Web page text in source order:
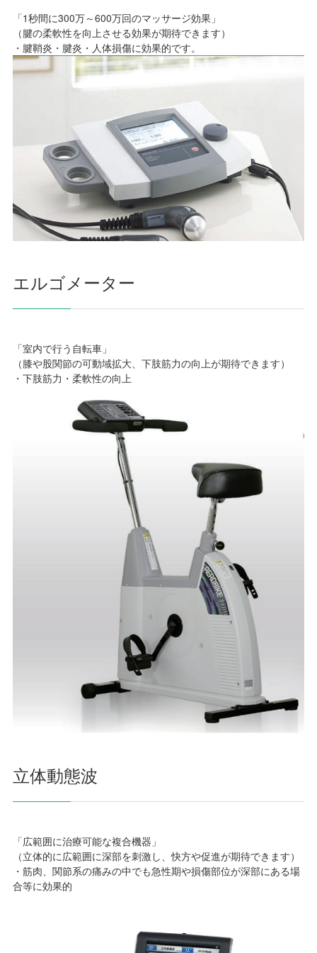
「1秒間に300万～600万回のマッサージ効果」
（腱の柔軟性を向上させる効果が期待できます）
・腱鞘炎・腱炎・人体損傷に効果的です。
エルゴメーター
「室内で行う自転車」
（膝や股関節の可動域拡大、下肢筋力の向上が期待できます）
・下肢筋力・柔軟性の向上
立体動態波
「広範囲に治療可能な複合機器」
（立体的に広範囲に深部を刺激し、快方や促進が期待できます）
・筋肉、関節系の痛みの中でも急性期や損傷部位が深部にある場
合等に効果的